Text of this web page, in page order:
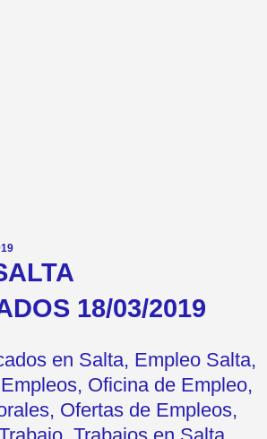
18/03/2019
en Salta, Empleo Salta,
Oficina de Empleo,
Ofertas de Empleos,